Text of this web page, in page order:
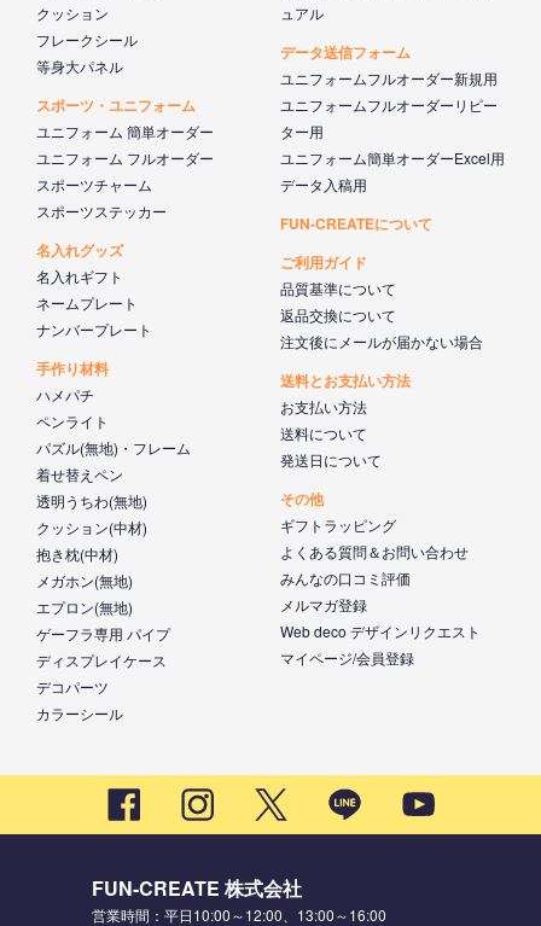
クッション
フレークシール
等身大パネル
スポーツ・ユニフォーム
ユニフォーム 簡単オーダー
ユニフォーム フルオーダー
スポーツチャーム
スポーツステッカー
名入れグッズ
名入れギフト
ネームプレート
ナンバープレート
手作り材料
ハメパチ
ペンライト
パズル(無地)・フレーム
着せ替えペン
透明うちわ(無地)
クッション(中材)
抱き枕(中材)
メガホン(無地)
エプロン(無地)
ゲーフラ専用 パイプ
ディスプレイケース
デコパーツ
カラーシール
ュアル
データ送信フォーム
ユニフォームフルオーダー新規用
ユニフォームフルオーダーリピー
ター用
ユニフォーム簡単オーダーExcel用
データ入稿用
FUN-CREATEについて
ご利用ガイド
品質基準について
返品交換について
注文後にメールが届かない場合
送料とお支払い方法
お支払い方法
送料について
発送日について
その他
ギフトラッピング
よくある質問＆お問い合わせ
みんなの口コミ評価
メルマガ登録
Web deco デザインリクエスト
マイページ/会員登録
FUN-CREATE 株式会社
営業時間：平日10:00～12:00、13:00～16:00